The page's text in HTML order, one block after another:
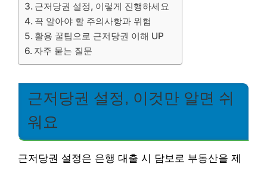
근저당권 설정, 이렇게 진행하세요
꼭 알아야 할 주의사항과 위험
활용 꿀팁으로 근저당권 이해 UP
자주 묻는 질문
근저당권 설정, 이것만 알면 쉬
워요
근저당권 설정은 은행 대출 시 담보로 부동산을 제